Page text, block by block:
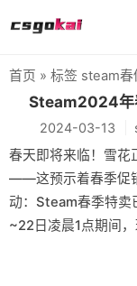
首页 » 标签 steam
Steam2024年
2024-03-13
春天即将来临！雪花
——这预示着春季促
动：Steam春季特卖
~22日凌晨1点期间